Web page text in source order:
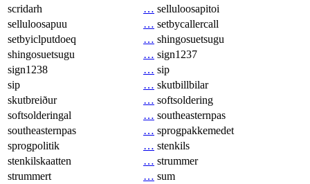
scridarh
… selluloosapitoi
selluloosapuu
… setbycallercall
setbyiclputdoeq
… shingosuetsugu
shingosuetsugu
… sign1237
sign1238
… sip
sip
… skutbillbilar
skutbreiður
… softsoldering
softsolderingal
… southeasternpas
southeasternpas
… sprogpakkemedet
sprogpolitik
… stenkils
stenkilskaatten
… strummer
strummert
… sum